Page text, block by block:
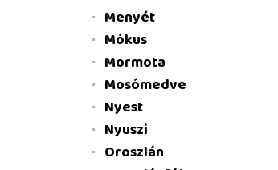
Menyét
Mókus
Mormota
Mosómedve
Nyest
Nyuszi
Oroszlán